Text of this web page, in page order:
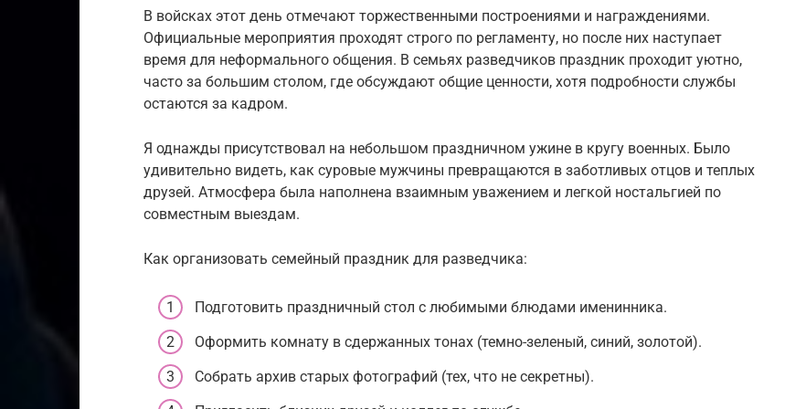
В войсках этот день отмечают торжественными построениями и награждениями.
Официальные мероприятия проходят строго по регламенту, но после них наступает
время для неформального общения. В семьях разведчиков праздник проходит уютно,
часто за большим столом, где обсуждают общие ценности, хотя подробности службы
остаются за кадром.
Я однажды присутствовал на небольшом праздничном ужине в кругу военных. Было
удивительно видеть, как суровые мужчины превращаются в заботливых отцов и теплых
друзей. Атмосфера была наполнена взаимным уважением и легкой ностальгией по
совместным выездам.
Как организовать семейный праздник для разведчика:
Подготовить праздничный стол с любимыми блюдами именинника.
Оформить комнату в сдержанных тонах (темно-зеленый, синий, золотой).
Собрать архив старых фотографий (тех, что не секретны).